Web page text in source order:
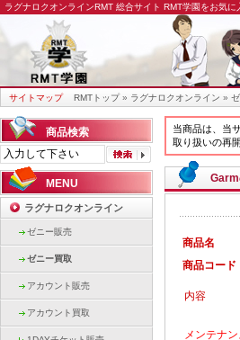
ラグナロクオンラインRMT 総合サイト RMT学園をお気に
サイトマップ RMTトップ» ラグナロクオンライン »
商品検索
MENU
ラグナロクオンライン
ゼニー販売
ゼニー買取
アカウント販売
アカウント買取
当商品は、当
取り扱いの再
商品名
商品コード
内容
メンテナン